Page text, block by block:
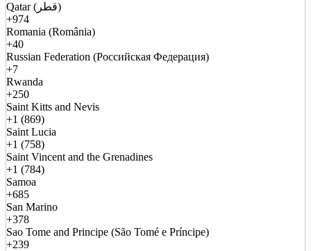
Qatar (قطر)
+974
Romania (România)
+40
Russian Federation (Российская Федерация)
+7
Rwanda
+250
Saint Kitts and Nevis
+1 (869)
Saint Lucia
+1 (758)
Saint Vincent and the Grenadines
+1 (784)
Samoa
+685
San Marino
+378
Sao Tome and Principe (São Tomé e Príncipe)
+239